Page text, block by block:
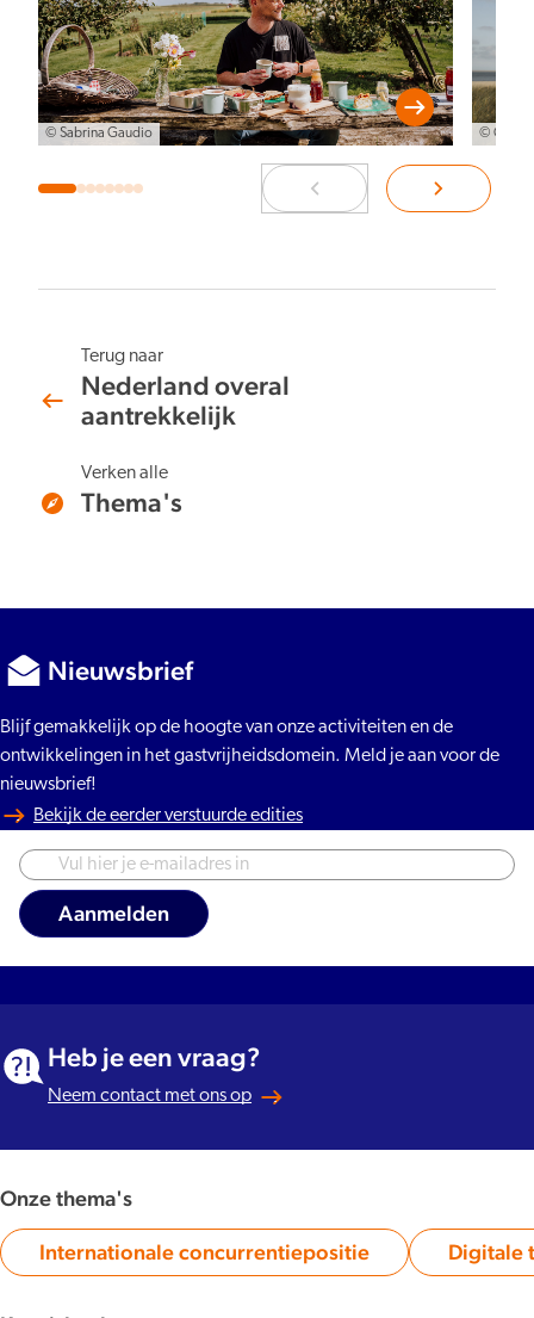
© Sabrina Gaudio © Claire
Terug naar
Nederland overal
aantrekkelijk
Verken alle
Thema's
Nieuwsbrief
Blijf gemakkelijk op de hoogte van onze activiteiten en de
ontwikkelingen in het gastvrijheidsdomein. Meld je aan voor de
nieuwsbrief!
Bekijk de eerder verstuurde edities
Heb je een vraag?
Neem contact met ons op
Onze thema's
Category:
Internationale concurrentiepositie Digitale